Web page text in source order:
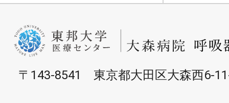
〒143-8541 東京都大田区大森西6-